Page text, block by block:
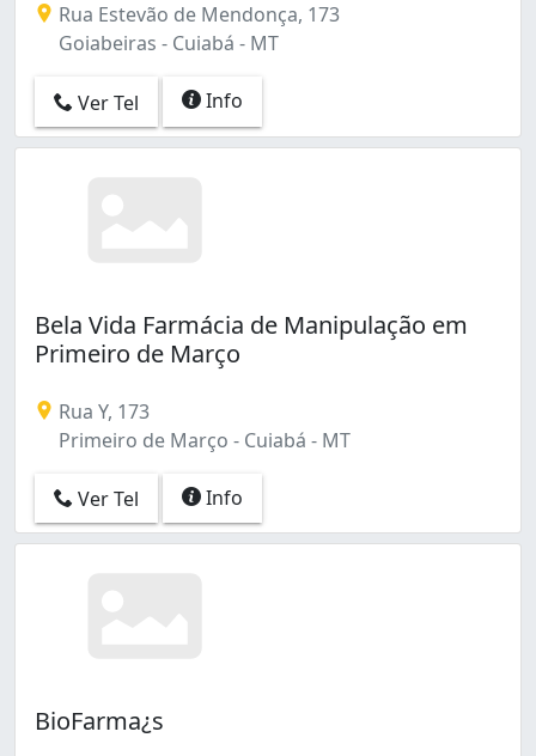
Rua Estevão de Mendonça, 173
Goiabeiras - Cuiabá - MT
Ver Tel Info
Bela Vida Farmácia de Manipulação em
Primeiro de Março
Rua Y, 173
Primeiro de Março - Cuiabá - MT
Ver Tel Info
BioFarma¿s